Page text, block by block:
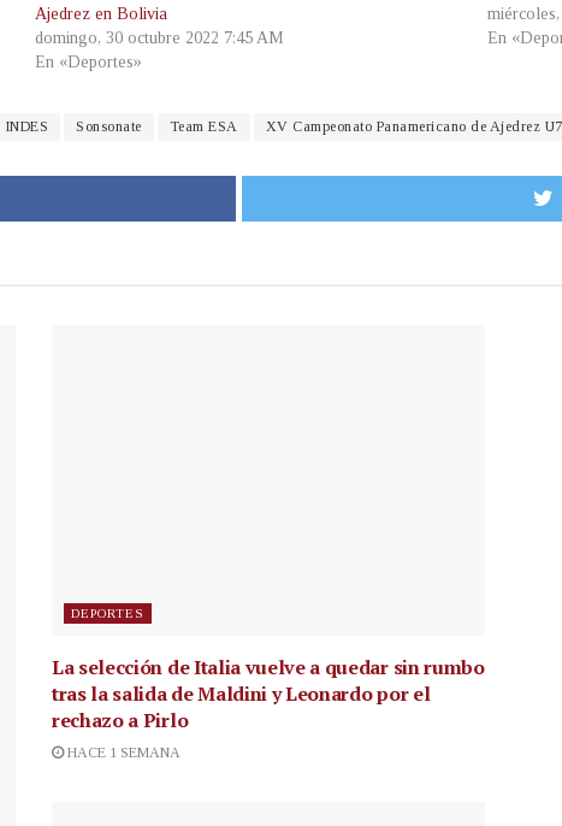
Ajedrez en Bolivia
domingo, 30 octubre 2022 7:45 AM
En «Deportes»
En
INDES Sonsonate Team ESA XV Campeonato Panamericano de Ajedrez
DEPORTES
La selección de Italia vuelve a quedar sin rumbo
tras la salida de Maldini y Leonardo por el
rechazo a Pirlo
HACE 1 SEMANA